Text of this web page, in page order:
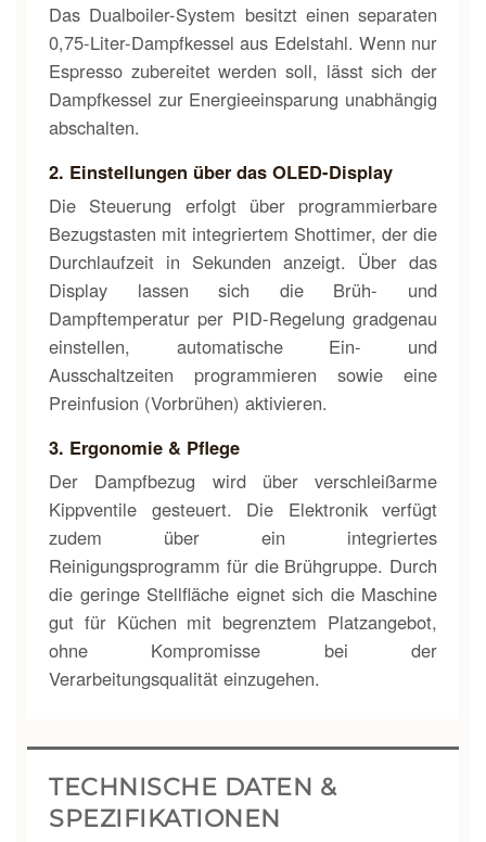
Das Dualboiler-System besitzt einen separaten
0,75-Liter-Dampfkessel aus Edelstahl. Wenn nur
Espresso zubereitet werden soll, lässt sich der
Dampfkessel zur Energieeinsparung unabhängig
abschalten.
2. Einstellungen über das OLED-Display
Die Steuerung erfolgt über programmierbare
Bezugstasten mit integriertem Shottimer, der die
Durchlaufzeit in Sekunden anzeigt. Über das
Display lassen sich die Brüh- und
Dampftemperatur per PID-Regelung gradgenau
einstellen, automatische Ein- und
Ausschaltzeiten programmieren sowie eine
Preinfusion (Vorbrühen) aktivieren.
3. Ergonomie & Pflege
Der Dampfbezug wird über verschleißarme
Kippventile gesteuert. Die Elektronik verfügt
zudem über ein integriertes
Reinigungsprogramm für die Brühgruppe. Durch
die geringe Stellfläche eignet sich die Maschine
gut für Küchen mit begrenztem Platzangebot,
ohne Kompromisse bei der
Verarbeitungsqualität einzugehen.
TECHNISCHE DATEN &
SPEZIFIKATIONEN